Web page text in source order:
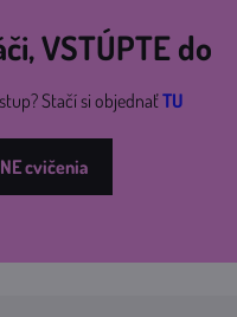
VSTÚPTE do
Stačí si objednaťTU
cvičenia